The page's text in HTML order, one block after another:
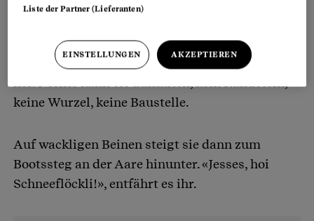
geschickt.» Sie steht da, schwarze Trainerhose,
Fischermütze, alles ein bisschen zu gross. Flink
schiebt die kleine Frau ihren Rollator vor sich
her. Nichts kann sie aufhalten, kein Randstein,
keine Wurzel, keine Baustelle.
Auf wackligen Beinen steigt sie dann zum
Bootssteg an der Aare hinunter. «Jesses, hoi
Schneeflöckli!», entfährt es ihr.
Liste der Partner (Lieferanten)
EINSTELLUNGEN AKZEPTIEREN